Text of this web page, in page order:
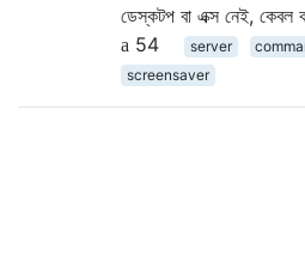
ডেস্কটপ বা এক্স নেই, কেবল
54
server
screensaver